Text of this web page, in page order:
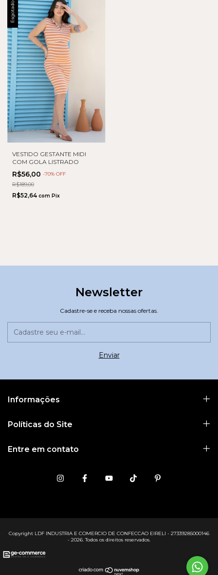
Esgotado
VESTIDO GESTANTE MIDI
COM GOLA LISTRADO
R$56,00 -70% OFF
R$189,00
R$52,64 com Pix
Newsletter
Cadastre-se e receba nossas ofertas.
Informações
Políticas do Site
Entre em contato
Copyright LDF INDUSTRIA E COMERCIO DE CONFECCAO EIRELI - 27339285000146
- 2026. Todos os direitos reservados.